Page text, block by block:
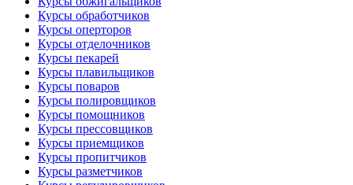
Курсы обработчиков
Курсы оперторов
Курсы отделочников
Курсы пекарей
Курсы плавильщиков
Курсы поваров
Курсы полировщиков
Курсы помощников
Курсы прессовщиков
Курсы приемщиков
Курсы пропитчиков
Курсы разметчиков